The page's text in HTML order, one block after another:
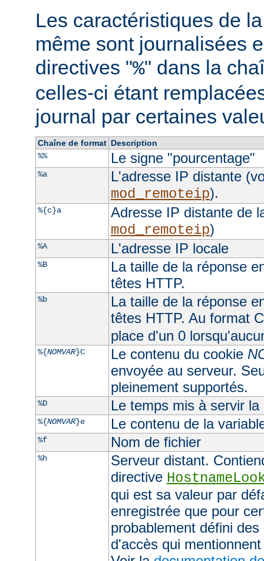
Les caractéristiques de
même sont journalisées
directives "%" dans la
celles-ci étant
journal par certaines
Chaîne de format Description
%%
Le signe "pourcentage"
%a
L'adresse IP distante
mod_remoteip).
%{c}a
Adresse IP distante de
mod_remoteip)
%A L'adresse IP locale
%B
La taille de la réponse
têtes HTTP.
%b
La taille de la réponse
têtes HTTP. Au format
place d'un 0
%{NOMVAR}C Le contenu du cookie
envoyée au serveur.
pleinement supportés.
%D Le temps mis à servir
%{NOMVAR}e Le contenu de la
%f Nom de fichier
%h
Serveur distant.
directive
qui est sa valeur par
enregistrée que pour
probablement défini
d'accès qui